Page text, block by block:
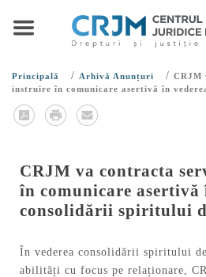
Principală / Arhivă Anunțuri / CRJM
instruire în comunicare asertivă în
CRJM va contracta
în comunicare asertivă
consolidării spiritului
În vederea consolidării spiritului
abilități cu focus pe relaționare,